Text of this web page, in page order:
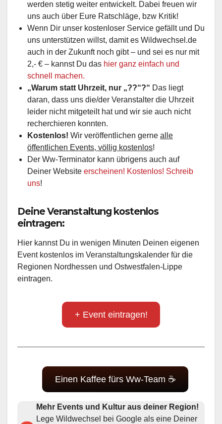
werden stetig weiter entwickelt. Dabei freuen wir
uns auch über Eure Ratschläge, bzw Kritik!
Wenn Dir unser kostenloser Service gefällt und Du
uns unterstützen willst, damit es Wildwechsel.de
auch in der Zukunft noch gibt – und sei es nur mit
2,- € – kannst Du das hier ganz einfach und
schnell machen.
„Warum statt Uhrzeit, nur „??“?“ Das liegt
daran, dass uns die/der Veranstalter die Uhrzeit
leider nicht mitgeteilt hat und wir sie auch nicht
recherchieren konnten.
Kostenlos! Wir veröffentlichen gerne alle
öffentlichen Events, völlig kostenlos!
Der Ww-Terminator kann übrigens auch auf
Deiner Website erscheinen! Kostenlos! Schreib
uns!
Deine Veranstaltung kostenlos
eintragen:
Hier kannst Du in wenigen Minuten Deinen eigenen
Event kostenlos im Veranstaltungskalender für die
Regionen Nordhessen und Ostwestfalen-Lippe
eintragen.
+ Event eintragen!
Einen Kaffee fürs Ww-Team ☕
Mehr Events und Kultur aus deiner Region!
Lege Wildwechsel bei Google als eine Deiner